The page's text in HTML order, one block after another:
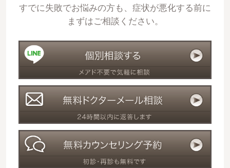
すでに失敗でお悩みの方も、症状が悪化する前に
まずはご相談ください。